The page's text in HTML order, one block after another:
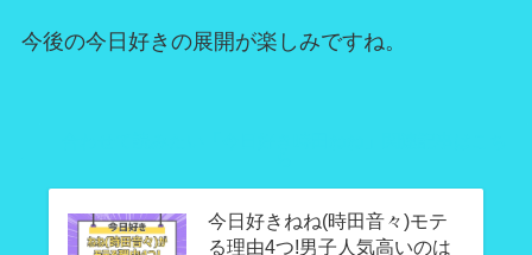
今後の今日好きの展開が楽しみですね。
今日好きねね(時田音々)モテ
る理由4つ!男子人気高いのは